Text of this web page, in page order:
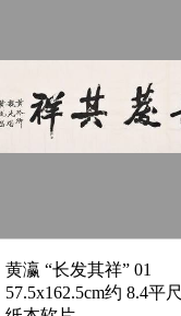
黄瀛 “长发其祥” 01
57.5x162.5cm约 8.4平尺